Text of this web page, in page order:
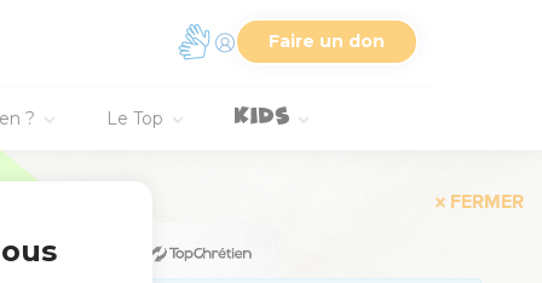
Faire un don
? Le Top
25
וַיֹּ֣אמֶר מֹשֶׁ֗ה